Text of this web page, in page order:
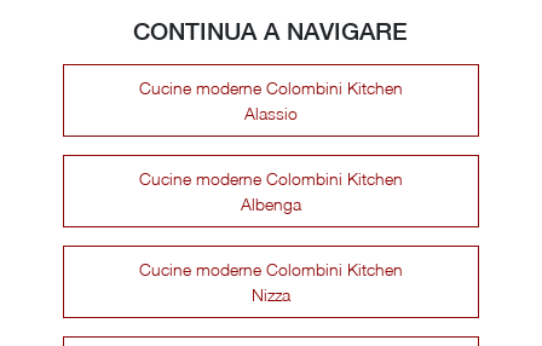
CONTINUA A NAVIGARE
Cucine moderne Colombini Kitchen
Alassio
Cucine moderne Colombini Kitchen
Albenga
Cucine moderne Colombini Kitchen
Nizza